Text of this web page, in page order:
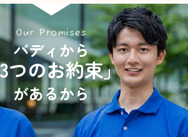
Our Promises
バディから
つのお約束」
があるから